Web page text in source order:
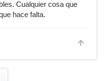
Cualquier cosa que
hace falta.